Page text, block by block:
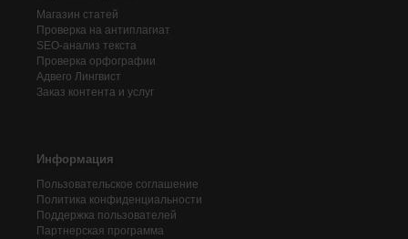
Магазин статей
Проверка на антиплагиат
SEO-анализ текста
Проверка орфографии
Адвего Лингвист
Заказ контента и услуг
Информация
Пользовательское соглашение
Политика конфиденциальности
Поддержка пользователей
Партнерская программа